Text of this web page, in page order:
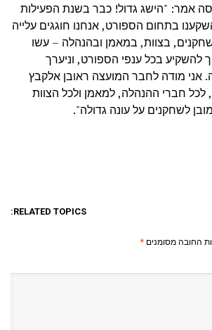
אמר: "הישג גדול! כבר בשנת הפעילות
בתחום הספורט, אנחנו חוגגים עלייה
בצוות, במאמן ובהנהלה – עשו
להשקיע בכל ענפי הספורט, וניערך
אני מודה לחבר המועצה ראובן אלקבץ
חברי ההנהלה, למאמן ולכל הצוות
לשחקנים על עונה גדולה".
RELATED TOPICS:
החובה מסומנים *